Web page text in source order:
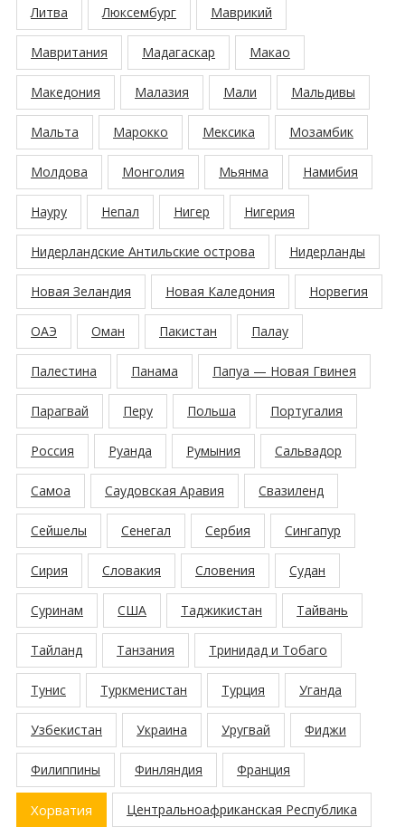
Литва Люксембург Маврикий
Мавритания Мадагаскар Макао
Македония Малазия Мали Мальдивы
Мальта Марокко Мексика Мозамбик
Молдова Монголия Мьянма Намибия
Науру Непал Нигер Нигерия
Нидерландские Антильские острова Нидерланды
Новая Зеландия Новая Каледония Норвегия
ОАЭ Оман Пакистан Палау
Палестина Панама Папуа — Новая Гвинея
Парагвай Перу Польша Португалия
Россия Руанда Румыния Сальвадор
Самоа Саудовская Аравия Свазиленд
Сейшелы Сенегал Сербия Сингапур
Сирия Словакия Словения Судан
Суринам США Таджикистан Тайвань
Тайланд Танзания Тринидад и Тобаго
Тунис Туркменистан Турция Уганда
Узбекистан Украина Уругвай Фиджи
Филиппины Финляндия Франция
Хорватия Центральноафриканская Республика